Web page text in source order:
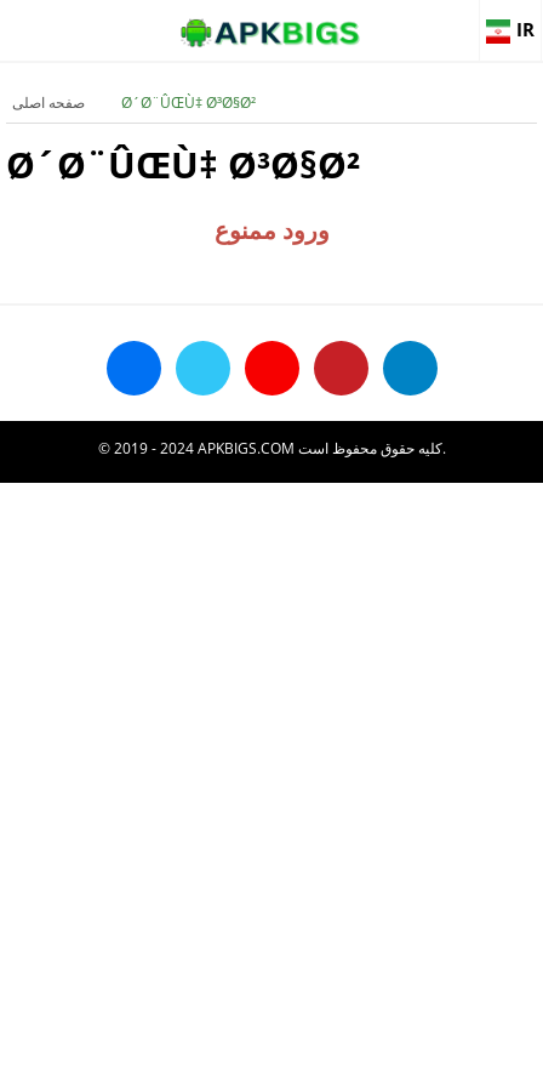
IR
صفحه اصلی Ø´Ø¨ÛŒÙ‡ Ø³Ø§Ø²
Ø´Ø¨ÛŒÙ‡ Ø³Ø§Ø²
ورود ممنوع
© 2019 - 2024 APKBIGS.COM کلیه حقوق محفوظ است.